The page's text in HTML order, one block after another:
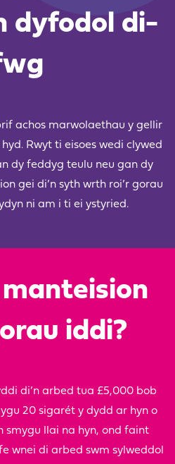
dyfodol di-
achos marwolaethau y gellir
Rwyt ti eisoes wedi clywed
dy feddyg teulu neu gan dy
gei di’n syth wrth roi’r gorau
ni am i ti ei ystyried.
iddi?
di’n arbed tua £5,000 bob
20 sigarét y dydd ar hyn o
smygu llai na hyn, ond faint
wnei di arbed swm sylweddol